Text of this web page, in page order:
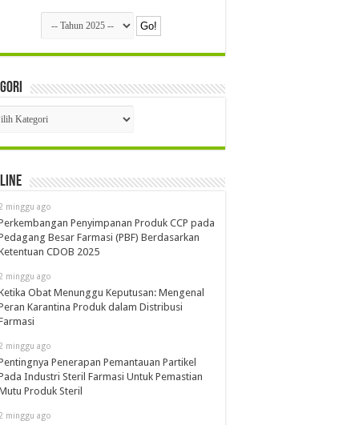
minggu ago
Penyimpanan Produk CCP pada
Besar Farmasi (PBF) Berdasarkan
CDOB 2025
minggu ago
Obat Menunggu Keputusan: Mengenal
Karantina Produk dalam Distribusi
minggu ago
Penerapan Pemantauan Partikel
Industri Steril Farmasi Untuk Pemastian
Produk Steril
minggu ago